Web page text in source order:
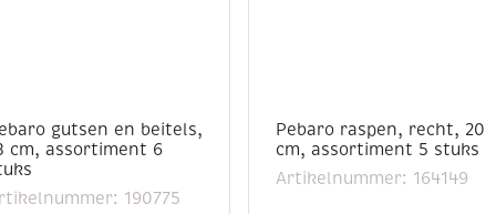
gutsen en beitels,
cm, assortiment 6
190775
Pebaro raspen, recht, 20
cm, assortiment 5 stuks
Artikelnummer: 164149